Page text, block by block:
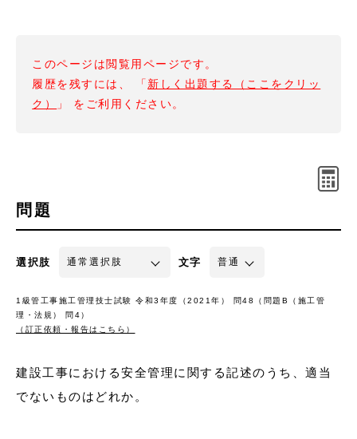
このページは閲覧用ページです。
履歴を残すには、 「 新しく出題する（ここをクリッ
ク）
」 をご利用ください。
問題
選択肢 文字
1級管工事施工管理技士試験 令和3年度（2021年） 問48（問題B（施工管
理・法規） 問4）
（訂正依頼・報告はこちら）
建設工事における安全管理に関する記述のうち、適当
でないものはどれか。